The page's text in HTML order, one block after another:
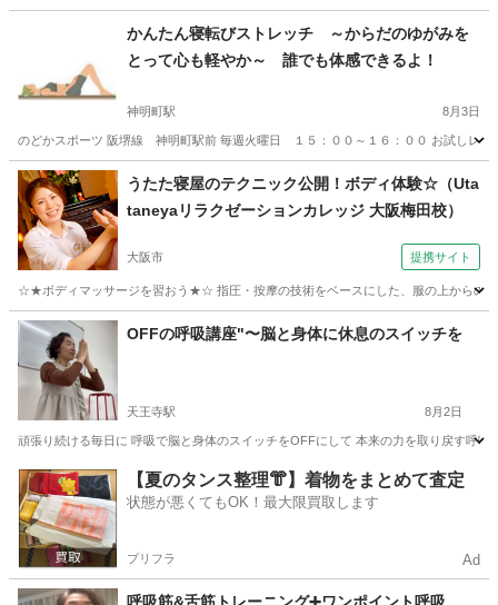
天満橋駅 足つぼ
かんたん寝転びストレッチ ～からだのゆがみを
とって心も軽やか～ 誰でも体感できるよ！
神明町駅 8月3日
のどかスポーツ 阪堺線 神明町駅前 毎週火曜日 １５：００～１６：００ お試しレ
大阪 堺市 神明町駅 レッスン
うたた寝屋のテクニック公開！ボディ体験☆（Uta
taneyaリラクゼーションカレッジ 大阪梅田校）
大阪市 提携サイト
☆★ボディマッサージを習おう★☆ 指圧・按摩の技術をベースにした、服の上からの
大阪 大阪市 OFFの呼吸講座"〜脳と身体に休息のスイッチを
天王寺駅 8月2日
頑張り続ける毎日に 呼吸で脳と身体のスイッチをOFFにして 本来の力を取り戻す呼
大阪 大阪市 天王寺駅 快眠 状態
【夏のタンス整理👘】着物をまとめて査定
状態が悪くてもOK！最大限買取します
プリフラ Ad